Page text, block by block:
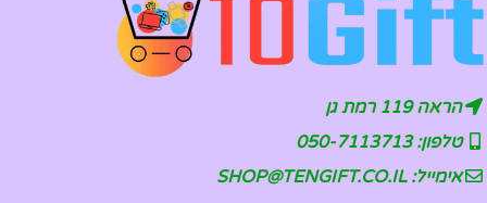
הראה 119 רמת גן
טלפון: 050-7113713
אימייל: SHOP@TENGIFT.CO.IL